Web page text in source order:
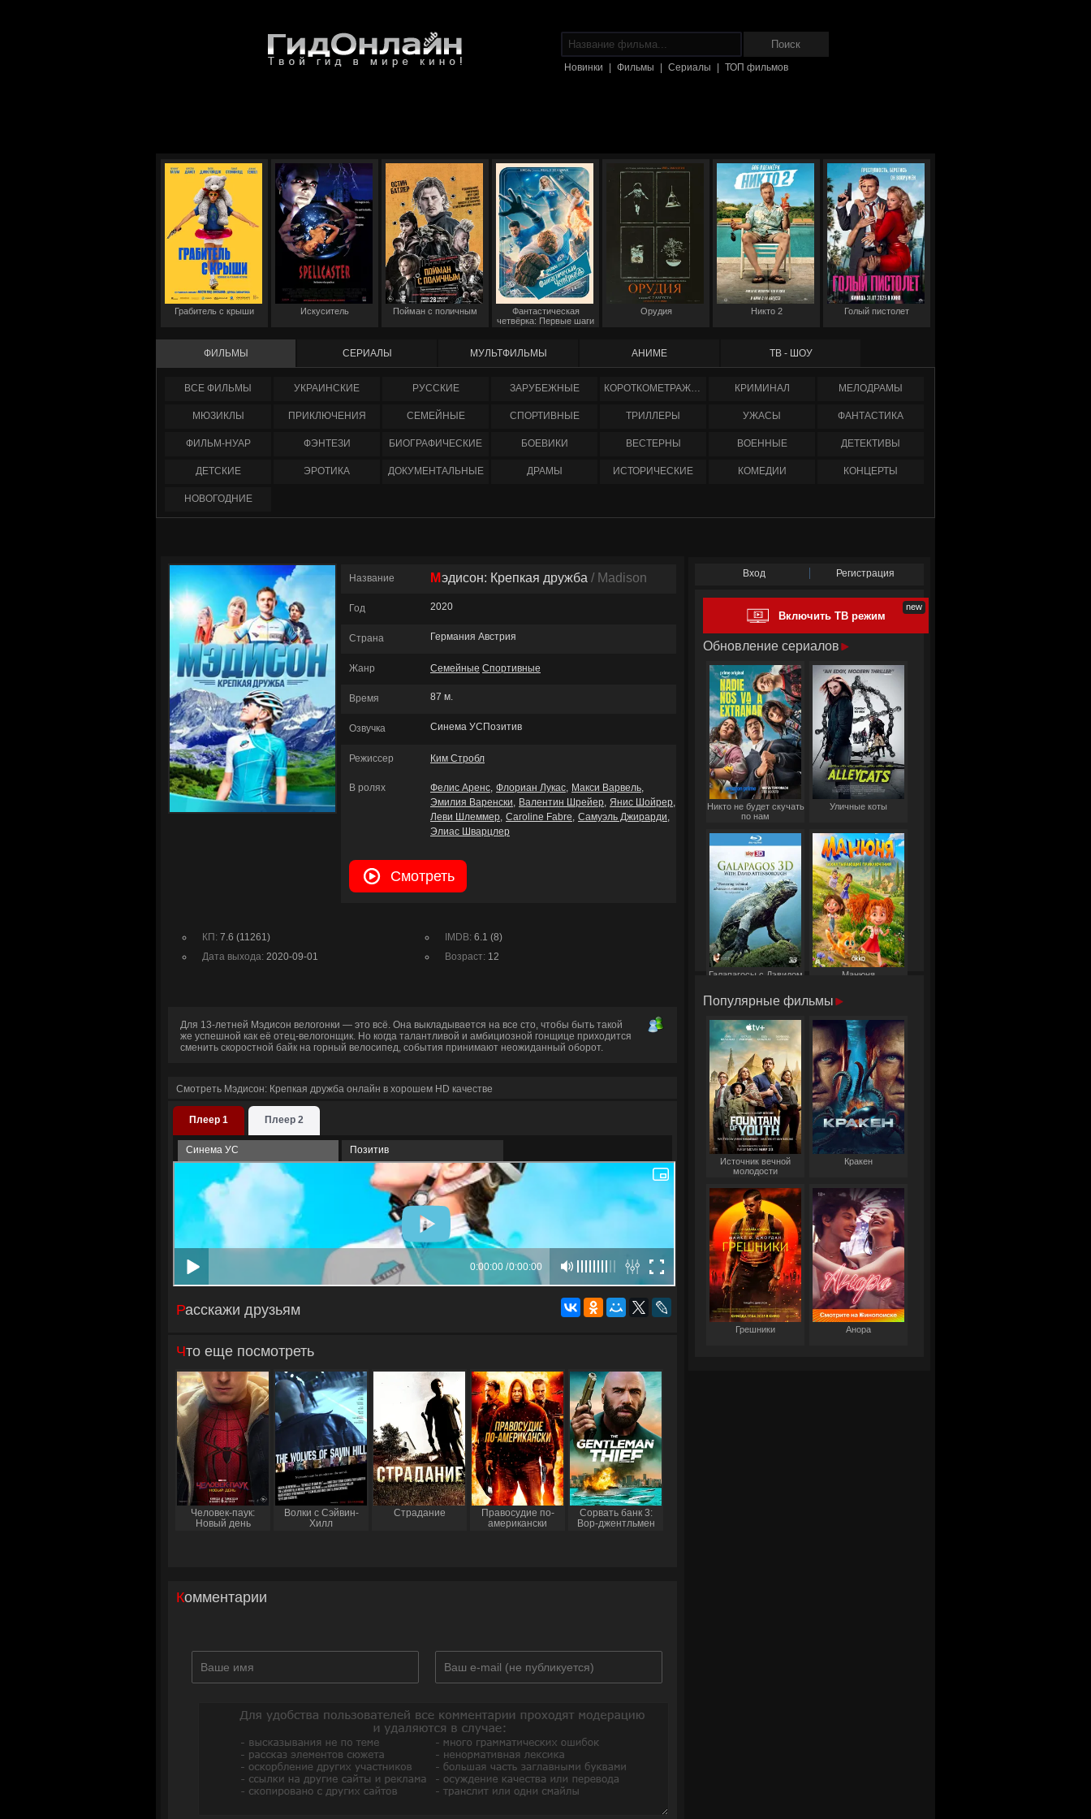
Новинки Фильмы Сериалы ТОП фильмов
Грабитель с крыши Искуситель Пойман с поличным
Фантастическая
четвёрка: Первые шаги
Орудия Никто 2 Голый пистолет
ФИЛЬМЫ СЕРИАЛЫ МУЛЬТФИЛЬМЫ АНИМЕ ТВ - ШОУ
ФИЛЬМЫ УКРАИНCКИЕ РУССКИЕ ЗАРУБЕЖНЫЕ КОРОТКОМЕТРАЖНЫЕ КРИМИНАЛ МЕЛОДРАМЫ
МЮЗИКЛЫ ПРИКЛЮЧЕНИЯ СЕМЕЙНЫЕ СПОРТИВНЫЕ ТРИЛЛЕРЫ УЖАСЫ ФАНТАСТИКА
ФИЛЬМ-НУАР ФЭНТЕЗИ БИОГРАФИЧЕСКИЕ БОЕВИКИ ВЕСТЕРНЫ ВОЕННЫЕ ДЕТЕКТИВЫ
ДЕТСКИЕ ЭРОТИКА ДОКУМЕНТАЛЬНЫЕ ДРАМЫ ИСТОРИЧЕСКИЕ КОМЕДИИ КОНЦЕРТЫ
НОВОГОДНИЕ
Название Мэдисон: Крепкая дружба / Madison
Год 2020
Страна Германия Австрия
Жанр Семейные Спортивные
Время 87 м.
Озвучка Синема УСПозитив
Режиссер Ким Стробл
В ролях Фелис Аренс Флориан Лукас
Макси Варвель
Эмилия Варенски
Валентин Шрейер Янис Шойрер
Леви Шлеммер Caroline Fabre Самуэль Джирарди
Элиас Шварцлер
Смотреть
КП: 7.6 (11261) IMDB:6.1 (8)
Дата выхода: 2020-09-01 Возраст: 12
Для 13-летней Мэдисон велогонки — это всё. Она выкладывается на все сто, чтобы быть такой
же успешной как её отец-велогонщик. Но когда талантливой и амбициозной гонщице приходится
сменить скоростной байк на горный велосипед, события принимают неожиданный оборот.
Смотреть Мэдисон: Крепкая дружба онлайн в хорошем HD качестве
Плеер 1 Плеер 2
Синема УС Позитив
Расскажи друзьям
Что еще посмотреть
Человек-паук:
Новый день
Волки с Сэйвин-
Хилл
Страдание
Правосудие по-
американски
Сорвать банк 3:
Вор-джентльмен
Комментарии
Вход Регистрация
Включить ТВ режим
Обновление сериалов
Никто не будет скучать
по нам
Уличные коты
Галапагосы с Дэвидом
Манюня
Популярные фильмы
Источник вечной
молодости
Кракен
Грешники Анора